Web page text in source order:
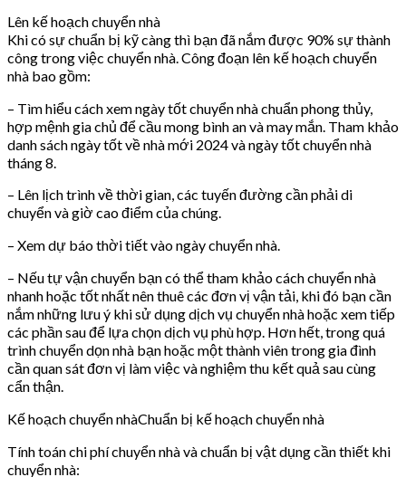
Lên kế hoạch chuyển nhà
Khi có sự chuẩn bị kỹ càng thì bạn đã nắm được 90% sự thành
công trong việc chuyển nhà. Công đoạn lên kế hoạch chuyển
nhà bao gồm:
– Tìm hiểu cách xem ngày tốt chuyển nhà chuẩn phong thủy,
hợp mệnh gia chủ để cầu mong bình an và may mắn. Tham khảo
danh sách ngày tốt về nhà mới 2024 và ngày tốt chuyển nhà
tháng 8.
– Lên lịch trình về thời gian, các tuyến đường cần phải di
chuyển và giờ cao điểm của chúng.
– Xem dự báo thời tiết vào ngày chuyển nhà.
– Nếu tự vận chuyển bạn có thể tham khảo cách chuyển nhà
nhanh hoặc tốt nhất nên thuê các đơn vị vận tải, khi đó bạn cần
nắm những lưu ý khi sử dụng dịch vụ chuyển nhà hoặc xem tiếp
các phần sau để lựa chọn dịch vụ phù hợp. Hơn hết, trong quá
trình chuyển dọn nhà bạn hoặc một thành viên trong gia đình
cần quan sát đơn vị làm việc và nghiệm thu kết quả sau cùng
cẩn thận.
Kế hoạch chuyển nhàChuẩn bị kế hoạch chuyển nhà
Tính toán chi phí chuyển nhà và chuẩn bị vật dụng cần thiết khi
chuyển nhà: